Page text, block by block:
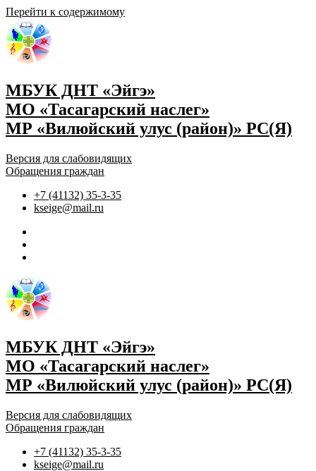
Перейти к содержимому
МБУК ДНТ «Эйгэ»
МО «Тасагарский наслег»
МР «Вилюйский улус (район)» РС(Я)
Версия для слабовидящих
Обращения граждан
+7 (41132) 35-3-35
kseige@mail.ru
МБУК ДНТ «Эйгэ»
МО «Тасагарский наслег»
МР «Вилюйский улус (район)» РС(Я)
Версия для слабовидящих
Обращения граждан
+7 (41132) 35-3-35
kseige@mail.ru